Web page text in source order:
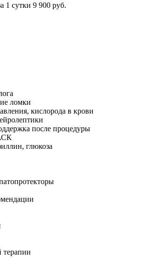
1 сутки 9 900 руб.
ломки
кислорода в крови
после процедуры
глюкоза
терапии